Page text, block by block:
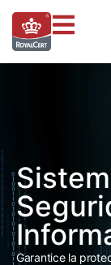
Garantice la